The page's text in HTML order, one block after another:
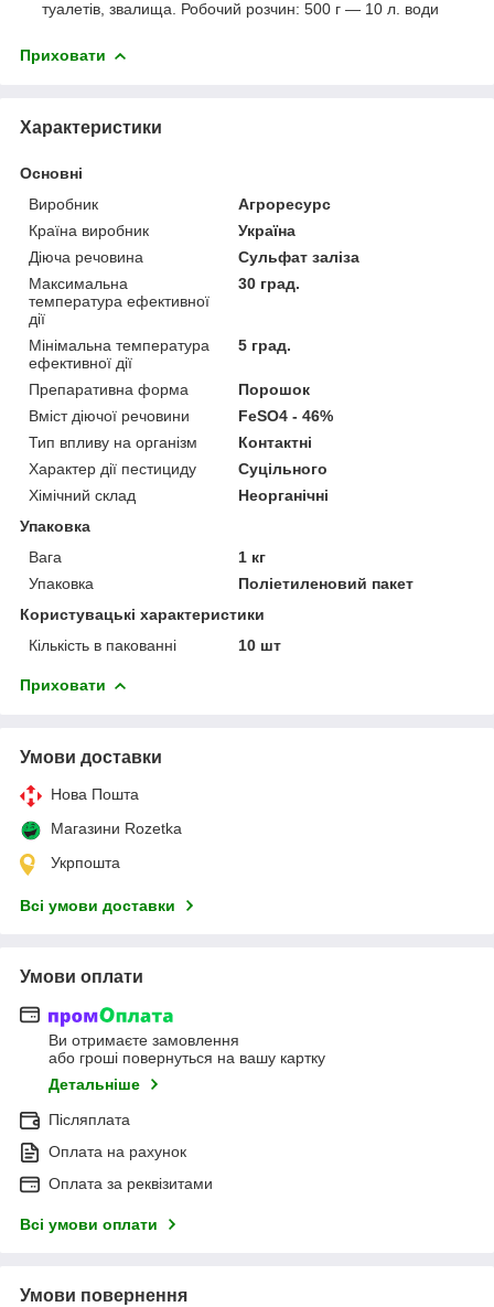
туалетів, звалища. Робочий розчин: 500 г ― 10 л. води
Приховати
Характеристики
Основні
Виробник
Агроресурс
Країна виробник
Україна
Діюча речовина
Сульфат заліза
Максимальна
температура ефективної
дії
30 град.
Мінімальна температура
ефективної дії
5 град.
Препаративна форма
Порошок
Вміст діючої речовини
FeSO4 - 46%
Тип впливу на організм
Контактні
Характер дії пестициду
Суцільного
Хімічний склад
Неорганічні
Упаковка
Вага
1 кг
Упаковка
Поліетиленовий пакет
Користувацькі характеристики
Кількість в пакованні
10 шт
Приховати
Умови доставки
Нова Пошта
Магазини Rozetka
Укрпошта
Всі умови доставки
Умови оплати
Ви отримаєте замовлення
або гроші повернуться на вашу картку
Детальніше
Післяплата
Оплата на рахунок
Оплата за реквізитами
Всі умови оплати
Умови повернення